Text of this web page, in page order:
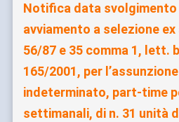
Notifica data svolgimento
avviamento a selezione
56/87 e 35 comma 1, lett.
165/2001, per
indeterminato, part-time
settimanali, di n. 31 unità